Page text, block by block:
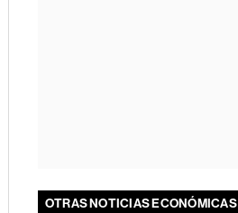
OTRAS NOTICIAS ECONÓMICAS